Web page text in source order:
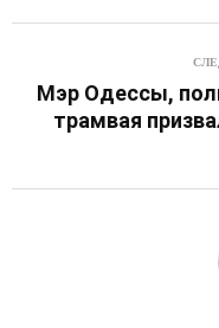
Мэр Одессы,
трамвая